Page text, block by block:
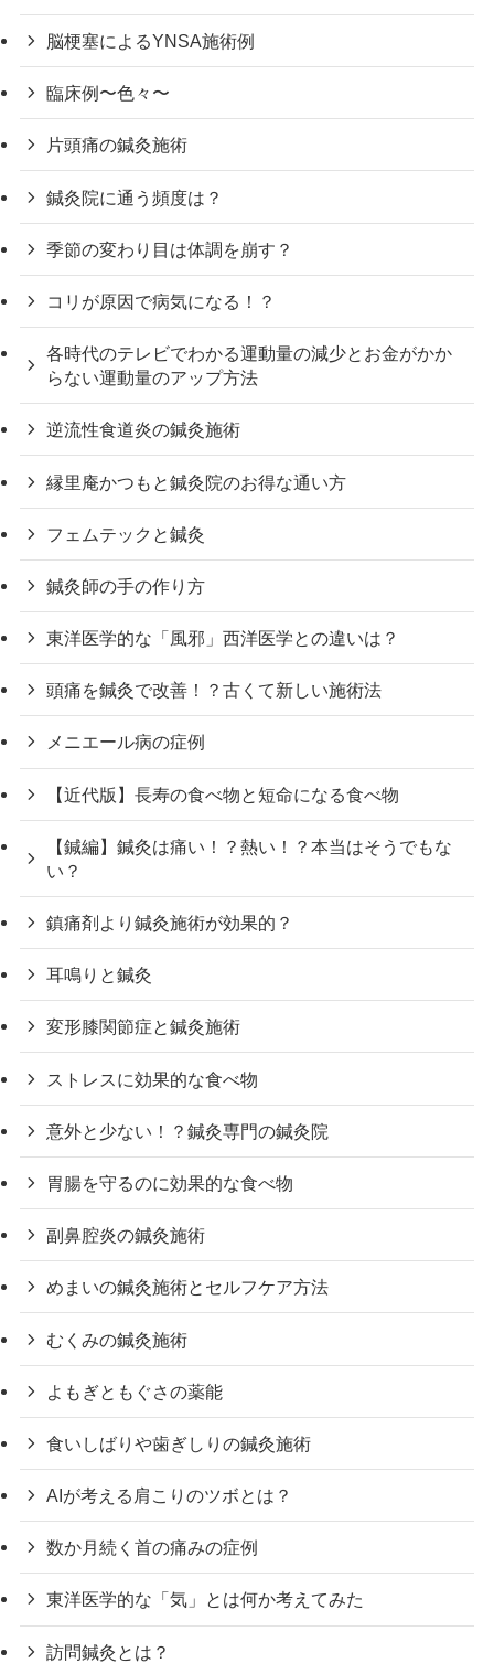
脳梗塞によるYNSA施術例
臨床例〜色々〜
片頭痛の鍼灸施術
鍼灸院に通う頻度は？
季節の変わり目は体調を崩す？
コリが原因で病気になる！？
各時代のテレビでわかる運動量の減少とお金がかか
らない運動量のアップ方法
逆流性食道炎の鍼灸施術
縁里庵かつもと鍼灸院のお得な通い方
フェムテックと鍼灸
鍼灸師の手の作り方
東洋医学的な「風邪」西洋医学との違いは？
頭痛を鍼灸で改善！？古くて新しい施術法
メニエール病の症例
【近代版】長寿の食べ物と短命になる食べ物
【鍼編】鍼灸は痛い！？熱い！？本当はそうでもな
い？
鎮痛剤より鍼灸施術が効果的？
耳鳴りと鍼灸
変形膝関節症と鍼灸施術
ストレスに効果的な食べ物
意外と少ない！？鍼灸専門の鍼灸院
胃腸を守るのに効果的な食べ物
副鼻腔炎の鍼灸施術
めまいの鍼灸施術とセルフケア方法
むくみの鍼灸施術
よもぎともぐさの薬能
食いしばりや歯ぎしりの鍼灸施術
AIが考える肩こりのツボとは？
数か月続く首の痛みの症例
東洋医学的な「気」とは何か考えてみた
訪問鍼灸とは？